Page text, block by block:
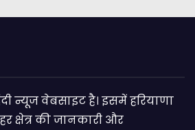
न्यूज वेबसाइट है। इसमें हरियाणा
क्षेत्र की जानकारी और